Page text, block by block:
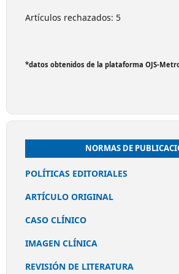
Artículos rechazados: 5
*datos obtenidos de la plataforma OJS-
NORMAS DE
POLÍTICAS EDITORIALES
ARTÍCULO ORIGINAL
CASO CLÍNICO
IMAGEN CLÍNICA
REVISIÓN DE LITERATURA